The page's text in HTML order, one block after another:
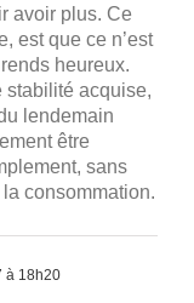
avoir plus. Ce
est que ce n’est
heureux.
stabilité acquise,
lendemain
être
sans
consommation.
à 18h20